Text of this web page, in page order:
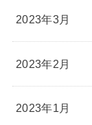
2023年3月
2023年2月
2023年1月